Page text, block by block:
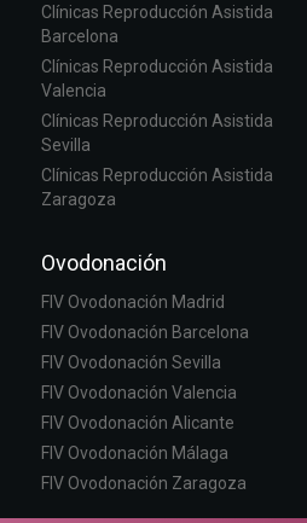
Clínicas Reproducción Asistida
Barcelona
Clínicas Reproducción Asistida
Valencia
Clínicas Reproducción Asistida
Sevilla
Clínicas Reproducción Asistida
Zaragoza
Ovodonación
FIV Ovodonación Madrid
FIV Ovodonación Barcelona
FIV Ovodonación Sevilla
FIV Ovodonación Valencia
FIV Ovodonación Alicante
FIV Ovodonación Málaga
FIV Ovodonación Zaragoza